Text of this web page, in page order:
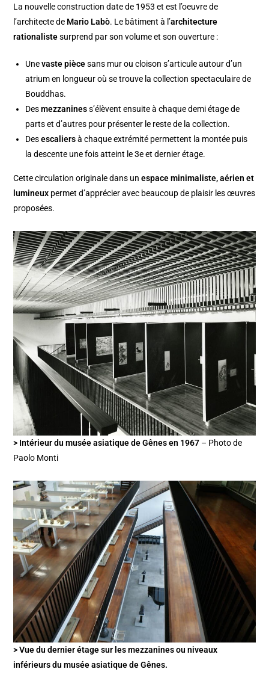
La nouvelle construction date de 1953 et est l’oeuvre de
l’architecte de Mario Labò. Le bâtiment à l’architecture
rationalistesurprend par son volume et son ouverture :
Unevaste piècesans mur ou cloison s’articule autour d’un
atrium en longueur où se trouve la collection spectaculaire de
Bouddhas.
Desmezzaniness’élèvent ensuite à chaque demi étage de
parts et d’autres pour présenter le reste de la collection.
Desescaliersà chaque extrémité permettent la montée puis
la descente une fois atteint le 3e et dernier étage.
Cette circulation originale dans unespace minimaliste, aérien et
lumineux permet d’apprécier avec beaucoup de plaisir les œuvres
proposées.
> Intérieur du musée asiatique de Gênes en 1967 – Photo de
Paolo Monti
> Vue du dernier étage sur les mezzanines ou niveaux
inférieurs du musée asiatique de Gênes.